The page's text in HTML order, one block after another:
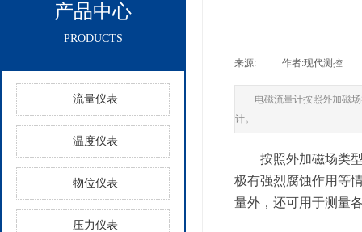
产品中心
PRODUCTS
流量仪表
温度仪表
物位仪表
压力仪表
来源: 作者:现代测控
电磁流量计按照外加磁
计。
按照外加磁场类
极有强烈腐蚀作用等
量外，还可用于测量